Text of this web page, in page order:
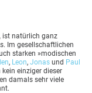
ist natürlich ganz
Im gesellschaftlichen
starken »modischen
, Leon, Jonas und Paul
einziger dieser
damals sehr viele